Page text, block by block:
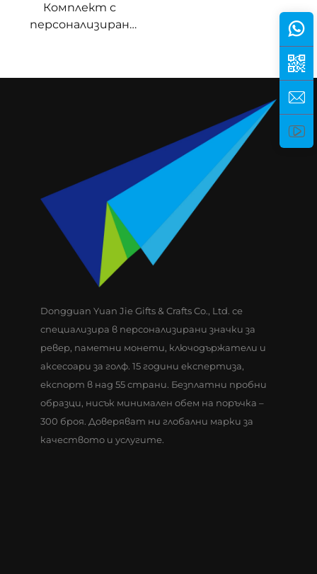
Комплект с
персонализиран
инструмент за
Dongguan Yuan Jie Gifts & Crafts Co., Ltd. се
специализира в персонализирани значки за
ревер, паметни монети, ключодържатели и
аксесоари за голф. 15 години експертиза,
експорт в над 55 страни. Безплатни пробни
образци, нисък минимален обем на поръчка –
300 броя. Доверяват ни глобални марки за
качеството и услугите.